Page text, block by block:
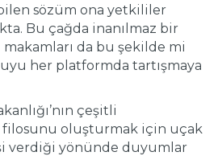
sözüm ona yetkililer
Bu çağda inanılmaz bir
da bu şekilde mi
her platformda tartışmaya
çeşitli
filosunu oluşturmak için uçak
verdiği yönünde duyumlar